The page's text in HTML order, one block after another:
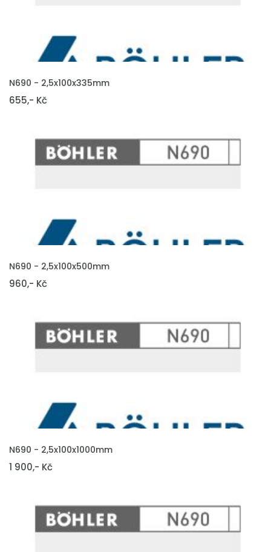
VLOŽIT DO KOŠÍKU
N690 - 2,5x100x335mm
655,- Kč
VLOŽIT DO KOŠÍKU
N690 - 2,5x100x500mm
960,- Kč
VLOŽIT DO KOŠÍKU
N690 - 2,5x100x1000mm
1 900,- Kč